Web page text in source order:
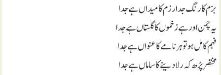
بزم کا رنگ جدا رزم کا میداں ہے جدا
یہ چمن اور ہے زخموں کا گلستاں ہے جدا
فہم کامل ہو تو ہر نامے کا عنواں ہے جدا
مختصر پڑھ کہ رلا دینے کا ساماں ہے جدا